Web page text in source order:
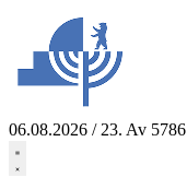
springen
06.08.2026 / 23. Av 5786